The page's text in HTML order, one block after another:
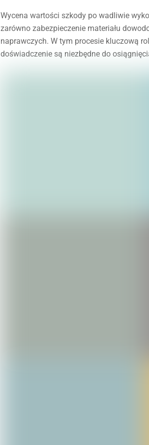
Wycena wartości szkody po wadliwie
zarówno zabezpieczenie materiału
naprawczych. W tym procesie kluczową
doświadczenie są niezbędne do